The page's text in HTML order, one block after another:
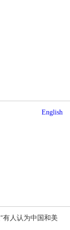
English
人认为中国和美